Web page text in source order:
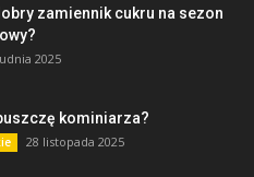
zamiennik cukru na sezon
2025
kominiarza?
28 listopada 2025